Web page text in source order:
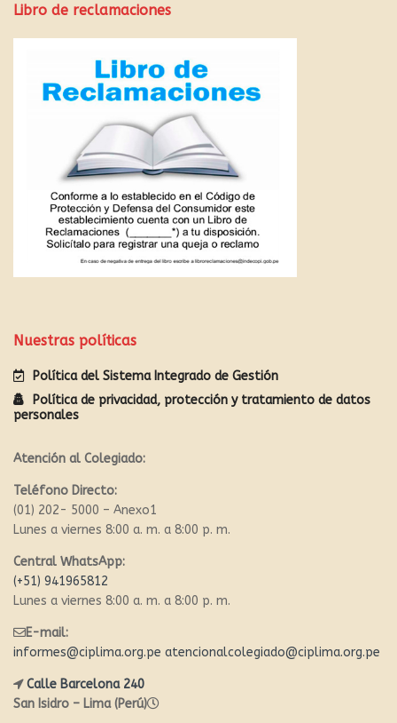
Libro de reclamaciones
Nuestras políticas
Política del Sistema Integrado de Gestión
Política de privacidad, protección y tratamiento de datos
personales
Atención al Colegiado:
Teléfono Directo:
(01) 202- 5000 – Anexo1
Lunes a viernes 8:00 a. m. a 8:00 p. m.
Central WhatsApp:
(+51) 941965812
Lunes a viernes 8:00 a. m. a 8:00 p. m.
E-mail:
informes@ciplima.org.pe atencionalcolegiado@ciplima.org.pe
Calle Barcelona 240
San Isidro – Lima (Perú)